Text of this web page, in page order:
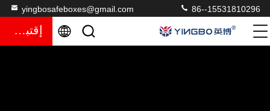
yingbosafeboxes@gmail.com 86--15531810296
إقتباس